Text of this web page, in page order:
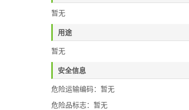
暂无
用途
暂无
安全信息
危险运输编码：暂无
危险品标志：暂无